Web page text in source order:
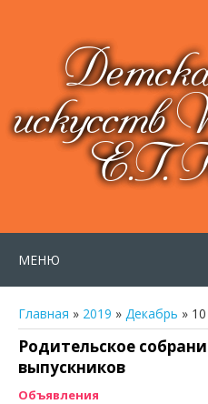
Е.Г.
МЕНЮ
Главная » 2019 » Декабрь » 10
Родительское
выпускников
Объявления